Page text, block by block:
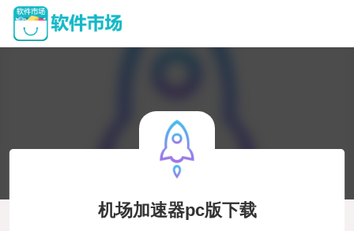
机场加速器pc版下载